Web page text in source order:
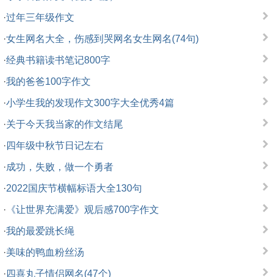
·过年三年级作文
·女生网名大全，伤感到哭网名女生网名(74句)
·经典书籍读书笔记800字
·我的爸爸100字作文
·小学生我的发现作文300字大全优秀4篇
·关于今天我当家的作文结尾
· 四年级中秋节日记左右
·成功，失败，做一个勇者
·2022国庆节横幅标语大全130句
· 《让世界充满爱》观后感700字作文
·我的最爱跳长绳
·美味的鸭血粉丝汤
· 四喜丸子情侣网名(47个)